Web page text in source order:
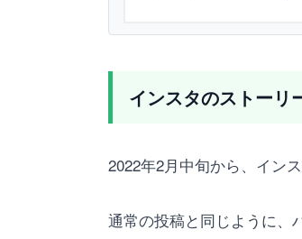
インスタのストーリ
2022年2月中旬から、イン
通常の投稿と同じように、